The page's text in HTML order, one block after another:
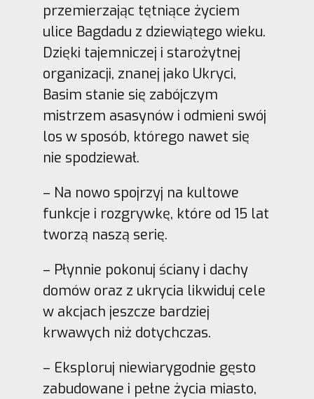
przemierzając tętniące życiem
ulice Bagdadu z dziewiątego wieku.
Dzięki tajemniczej i starożytnej
organizacji, znanej jako Ukryci,
Basim stanie się zabójczym
mistrzem asasynów i odmieni swój
los w sposób, którego nawet się
nie spodziewał.
– Na nowo spojrzyj na kultowe
funkcje i rozgrywkę, które od 15 lat
tworzą naszą serię.
– Płynnie pokonuj ściany i dachy
domów oraz z ukrycia likwiduj cele
w akcjach jeszcze bardziej
krwawych niż dotychczas.
– Eksploruj niewiarygodnie gęsto
zabudowane i pełne życia miasto,